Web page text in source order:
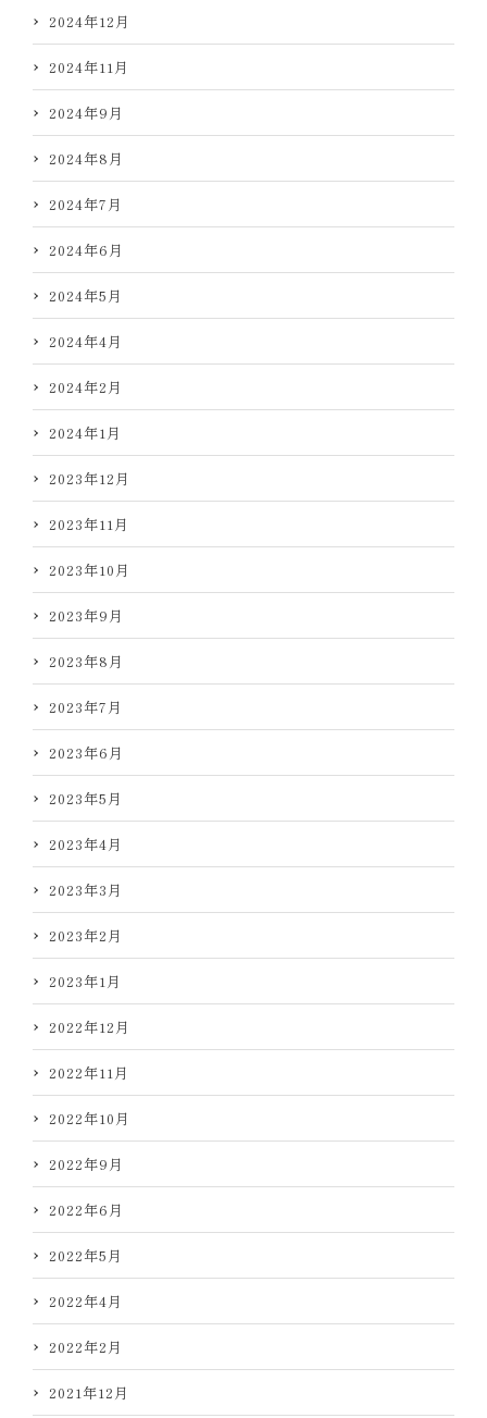
2024年12月
2024年11月
2024年9月
2024年8月
2024年7月
2024年6月
2024年5月
2024年4月
2024年2月
2024年1月
2023年12月
2023年11月
2023年10月
2023年9月
2023年8月
2023年7月
2023年6月
2023年5月
2023年4月
2023年3月
2023年2月
2023年1月
2022年12月
2022年11月
2022年10月
2022年9月
2022年6月
2022年5月
2022年4月
2022年2月
2021年12月